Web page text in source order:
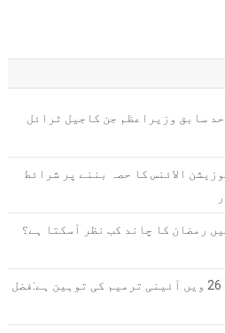
سابق وزیراعظم جن کاجیل ٹرائل
الائنس کا حصہ بننے پر شرائط
رمضان کا چاند کب نظر آسکتا ہے؟
حکومت کی نئی قانون سازی 26 ویں آئینی ترمیم کی توہین ہے:فضل